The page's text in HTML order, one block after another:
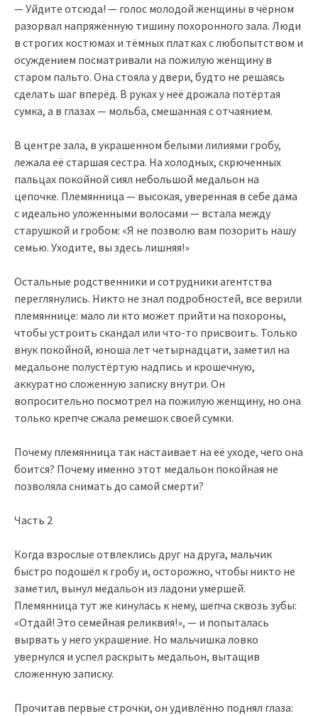
— Уйдите отсюда! — голос молодой женщины в чёрном
разорвал напряжённую тишину похоронного зала. Люди
в строгих костюмах и тёмных платках с любопытством и
осуждением посматривали на пожилую женщину в
старом пальто. Она стояла у двери, будто не решаясь
сделать шаг вперёд. В руках у неё дрожала потёртая
сумка, а в глазах — мольба, смешанная с отчаянием.
В центре зала, в украшенном белыми лилиями гробу,
лежала её старшая сестра. На холодных, скрюченных
пальцах покойной сиял небольшой медальон на
цепочке. Племянница — высокая, уверенная в себе дама
с идеально уложенными волосами — встала между
старушкой и гробом: «Я не позволю вам позорить нашу
семью. Уходите, вы здесь лишняя!»
Остальные родственники и сотрудники агентства
переглянулись. Никто не знал подробностей, все верили
племяннице: мало ли кто может прийти на похороны,
чтобы устроить скандал или что-то присвоить. Только
внук покойной, юноша лет четырнадцати, заметил на
медальоне полустёртую надпись и крошечную,
аккуратно сложенную записку внутри. Он
вопросительно посмотрел на пожилую женщину, но она
только крепче сжала ремешок своей сумки.
Почему племянница так настаивает на её уходе, чего она
боится? Почему именно этот медальон покойная не
позволяла снимать до самой смерти?
Часть 2
Когда взрослые отвлеклись друг на друга, мальчик
быстро подошёл к гробу и, осторожно, чтобы никто не
заметил, вынул медальон из ладони умершей.
Племянница тут же кинулась к нему, шепча сквозь зубы:
«Отдай! Это семейная реликвия!», — и попыталась
вырвать у него украшение. Но мальчишка ловко
увернулся и успел раскрыть медальон, вытащив
сложенную записку.
Прочитав первые строчки, он удивлённо поднял глаза: